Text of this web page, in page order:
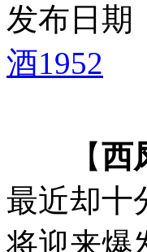
发布日期
酒1952
【西
最近却十
将迎来爆